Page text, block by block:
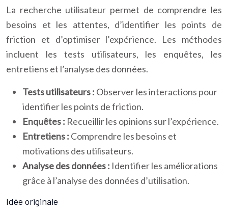
La recherche utilisateur permet de comprendre les
besoins et les attentes, d’identifier les points de
friction et d’optimiser l’expérience. Les méthodes
incluent les tests utilisateurs, les enquêtes, les
entretiens et l’analyse des données.
Tests utilisateurs : Observer les interactions pour
identifier les points de friction.
Enquêtes : Recueillir les opinions sur l’expérience.
Entretiens : Comprendre les besoins et
motivations des utilisateurs.
Analyse des données : Identifier les améliorations
grâce à l’analyse des données d’utilisation.
Idée originale